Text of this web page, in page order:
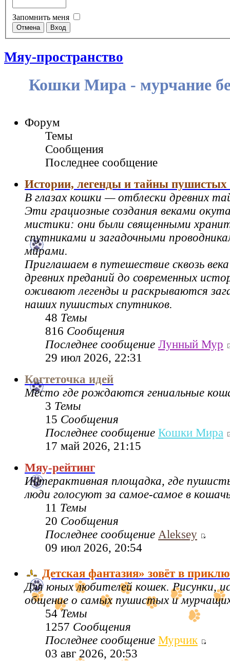
Запомнить меня
Мяу-пространство
Кошки Мира - мурчание
Форум
Темы
Сообщения
Последнее сообщение
Истории, легенды и тайны пушистых
В глазах кошки — отблески древних
Эти грациозные создания веками
мистики: они были священными
спутниками и загадочными
мирами.
Приглашаем в путешествие сквозь
древних преданий до современных
оживают легенды и раскрываются
наших пушистых спутников.
48 Темы
816 Сообщения
Последнее сообщение Лунный Мур
29 июл 2026, 22:31
Когтеточка идей
Место где рождаются гениальные
3 Темы
15 Сообщения
Последнее сообщение Кошки Мира
17 май 2026, 21:15
Мяу-рейтинг
Интерактивная площадка, где
люди голосуют за самое-самое в
11 Темы
20 Сообщения
Последнее сообщение Aleksey
09 июл 2026, 20:54
Детская фантазия» зовёт в
Для юных любителей кошек. Рисунки,
общение о самых пушистых и
54Темы
1257 Сообщения
Последнее сообщение Мурчик
03 авг 2026, 20:53